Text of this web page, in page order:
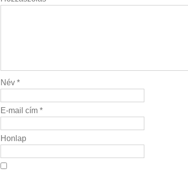
Név *
E-mail cím *
Honlap